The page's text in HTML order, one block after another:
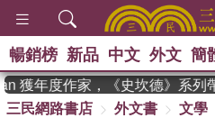
熱搜：
暢銷榜 新品 中文 外文 簡
獲年度作家，《史坎德》系列
三民網路書店
外文書 文學